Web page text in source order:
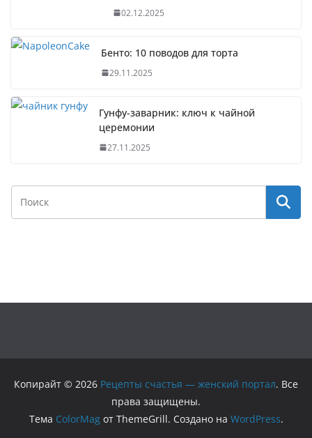
02.12.2025
Бенто: 10 поводов для торта
29.11.2025
Гунфу-заварник: ключ к чайной
церемонии
27.11.2025
Копирайт © 2026 Рецепты счастья — женский портал. Все
права защищены.
Тема ColorMagот ThemeGrill. Создано на WordPress.